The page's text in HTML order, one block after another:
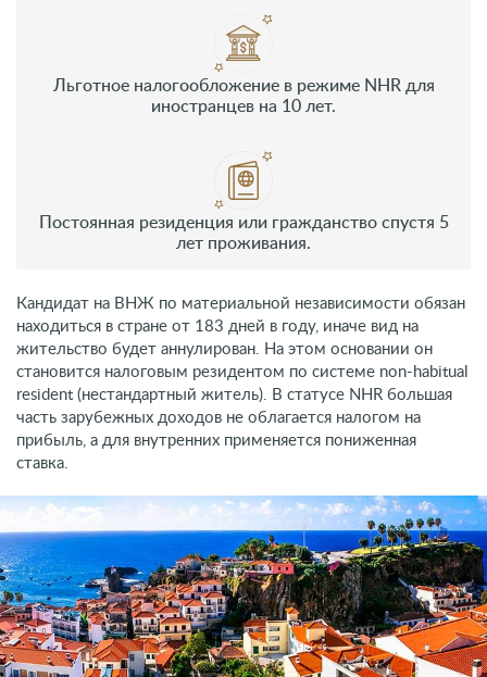
Льготное налогообложение в режиме NHR для
иностранцев на 10 лет.
Постоянная резиденция или гражданство спустя 5
лет проживания.
Кандидат на ВНЖ по материальной независимости обязан
находиться в стране от 183 дней в году, иначе вид на
жительство будет аннулирован. На этом основании он
становится налоговым резидентом по системе non-habitual
resident (нестандартный житель). В статусе NHR большая
часть зарубежных доходов не облагается налогом на
прибыль, а для внутренних применяется пониженная
ставка.